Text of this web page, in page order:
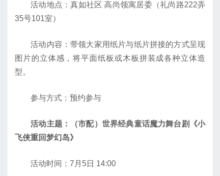
活动地点：真如社区 高尚领寓居委（礼尚路222弄
35号101室）
活动内容：带领大家用纸片与纸片拼接的方式呈现
图片的立体感，将平面纸板或木板拼装成各种立体造
型。
参与方式：预约参与
活动主题：（市配）世界经典童话魔力舞台剧《小
飞侠重回梦幻岛》
活动时间：7月5日 14:00